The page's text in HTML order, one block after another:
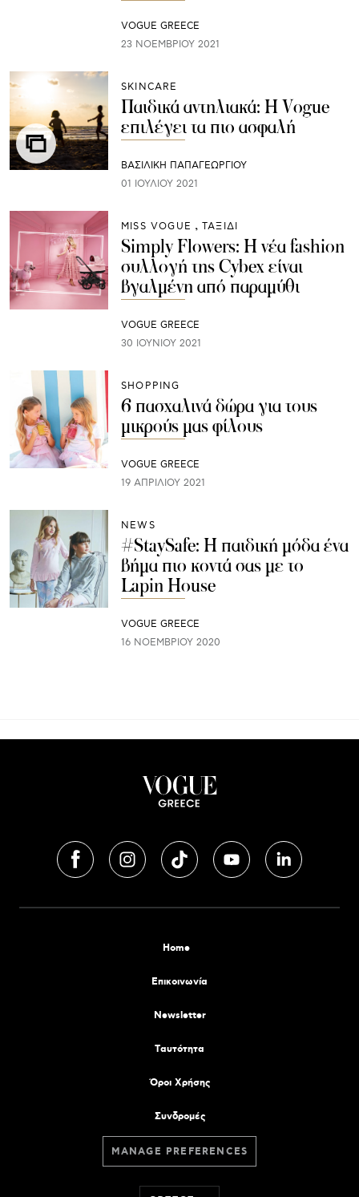
VOGUE GREECE
23 ΝΟΕΜΒΡΊΟΥ 2021
SKINCARE
Παιδικά αντηλιακά: Η Vogue
επιλέγει τα πιο ασφαλή
ΒΑΣΙΛΙΚΗ ΠΑΠΑΓΕΩΡΓΙΟΥ
01 ΙΟΥΛΊΟΥ 2021
MISS VOGUE ΤΑΞΙΔΙ
Simply Flowers: Η νέα fashion
συλλογή της Cybex είναι
βγαλμένη από παραμύθι
VOGUE GREECE
30 ΙΟΥΝΊΟΥ 2021
SHOPPING
6 πασχαλινά δώρα για τους
μικρούς μας φίλους
VOGUE GREECE
19 ΑΠΡΙΛΊΟΥ 2021
NEWS
#StaySafe: Η παιδική μόδα ένα
βήμα πιο κοντά σας με το
Lapin House
VOGUE GREECE
16 ΝΟΕΜΒΡΊΟΥ 2020
Home
Επικοινωνία
Newsletter
Tαυτότητα
Όροι Χρήσης
Συνδρομές
MANAGE PREFERENCES